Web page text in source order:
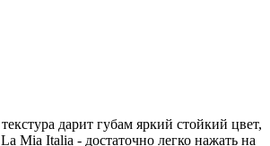
дарит губам яркий стойкий цвет,
Mia Italia - достаточно легко нажать на